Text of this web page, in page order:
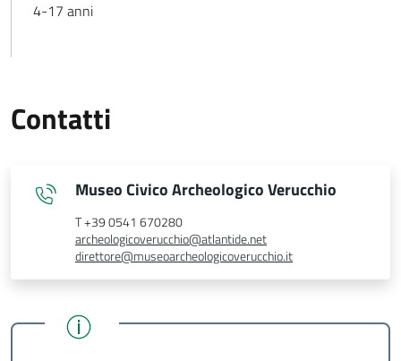
4-17 anni
Contatti
Museo Civico Archeologico Verucchio
T +39 0541 670280
archeologicoverucchio@atlantide.net
direttore@museoarcheologicoverucchio.it